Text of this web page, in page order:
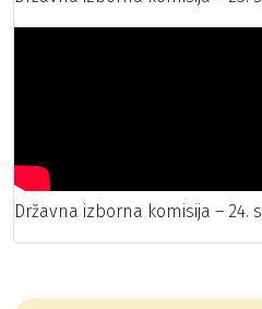
Državna izborna komisija – 24.